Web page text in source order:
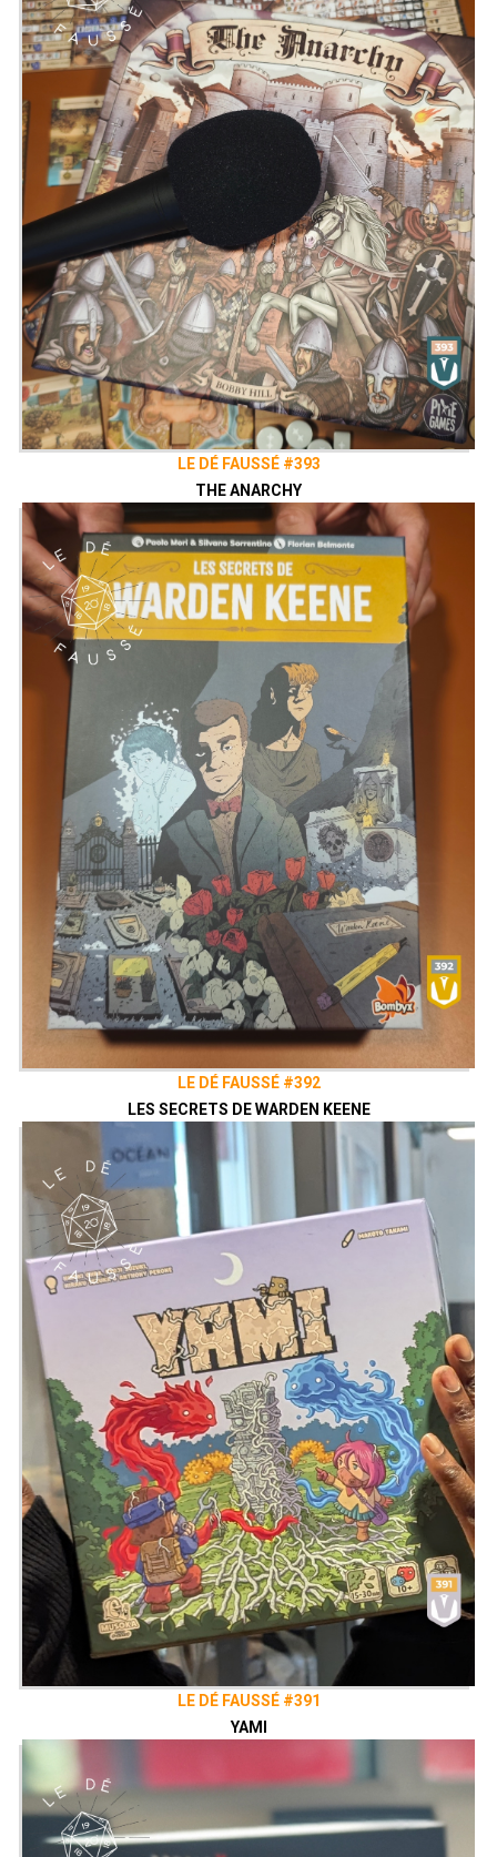
LE DÉ FAUSSÉ #393
THE ANARCHY
LE DÉ FAUSSÉ #392
LES SECRETS DE WARDEN KEENE
LE DÉ FAUSSÉ #391
YAMI